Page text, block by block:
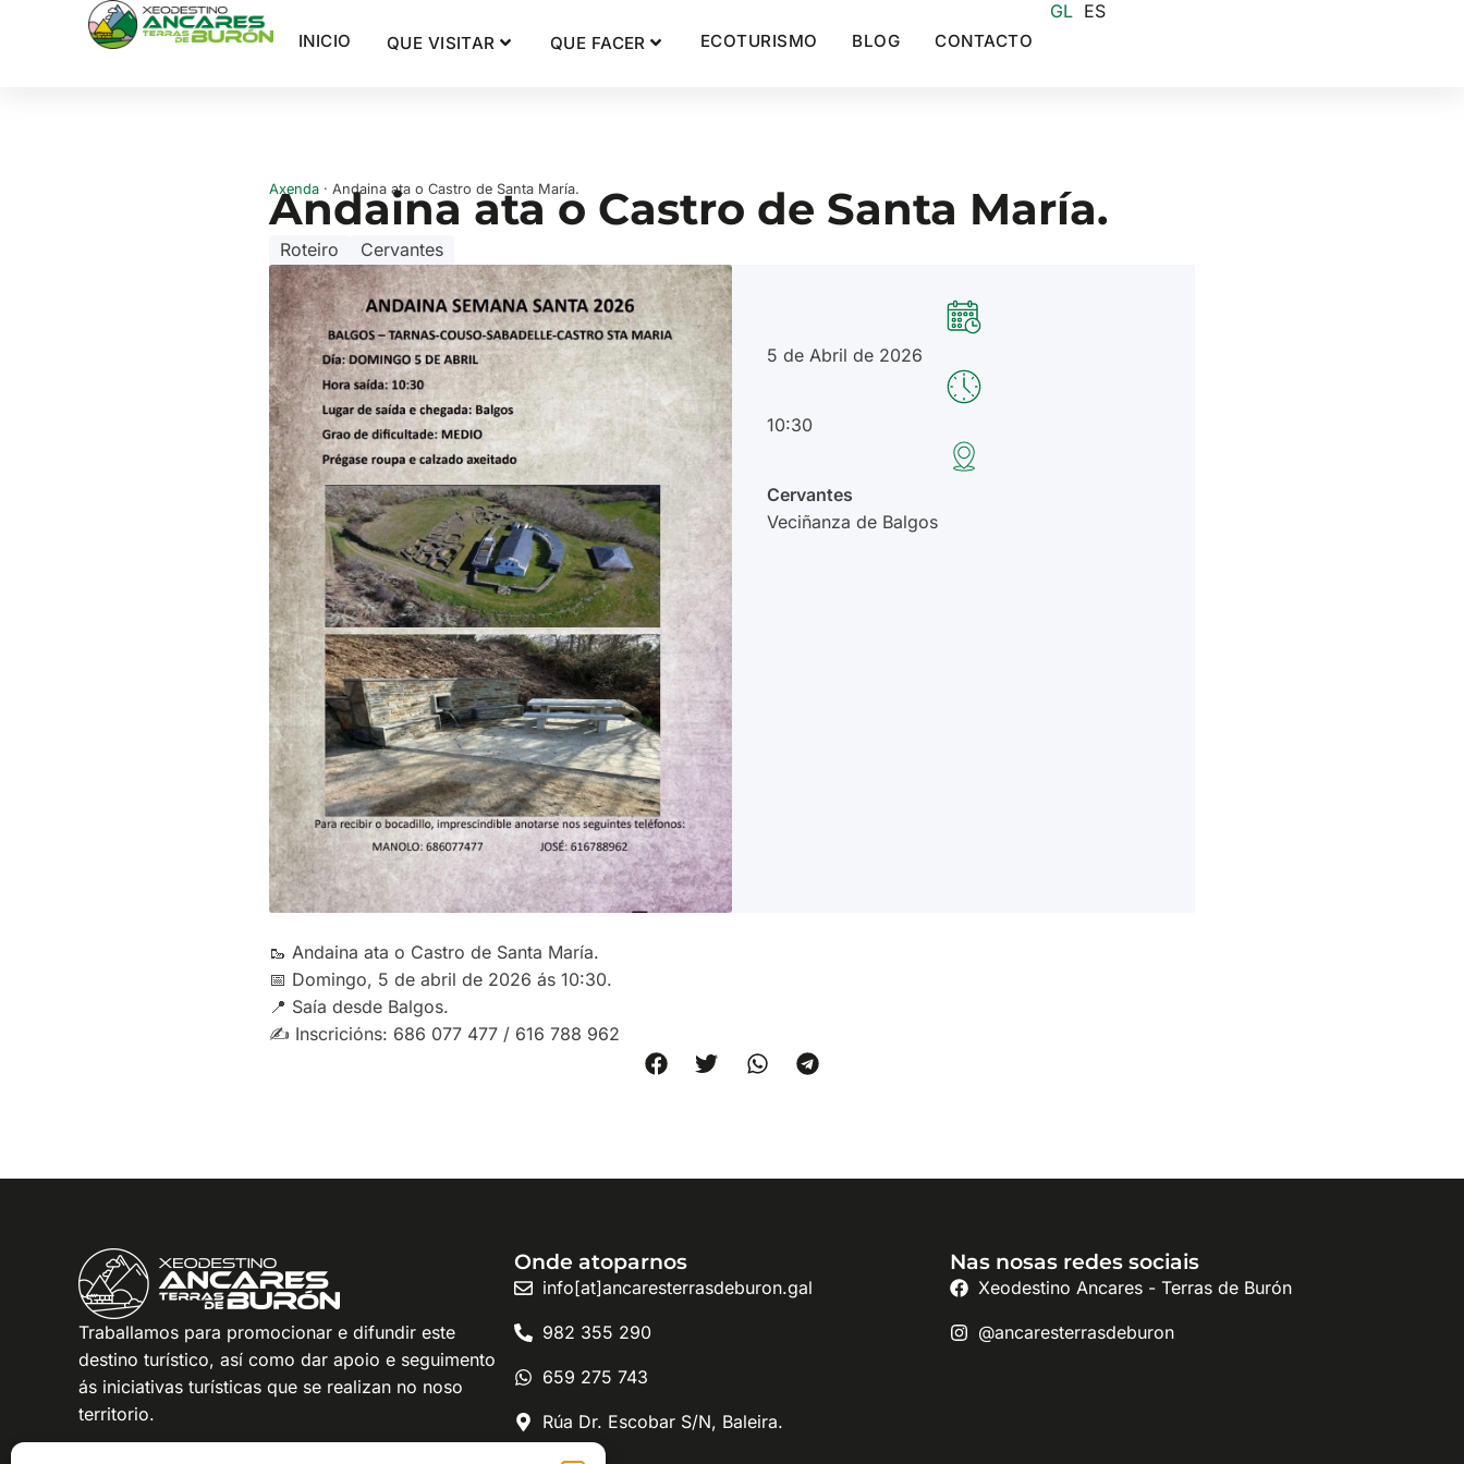
INICIO QUE VISITAR QUE FACER ECOTURISMO BLOG CONTACTO
GL ES
Axenda · Andaina ata o Castro de Santa María.
Andaina ata o Castro de Santa María.
Roteiro Cervantes
5 de Abril de 2026
10:30
Cervantes
Veciñanza de Balgos
🥾 Andaina ata o Castro de Santa María.
📅 Domingo, 5 de abril de 2026 ás 10:30.
📍 Saía desde Balgos.
✍️ Inscricións: 686 077 477 / 616 788 962
Traballamos para promocionar e difundir este
destino turístico, así como dar apoio e seguimento
ás iniciativas turísticas que se realizan no noso
territorio.
Onde atoparnos
info[at]ancaresterrasdeburon.gal
982 355 290
659 275 743
Rúa Dr. Escobar S/N, Baleira.
Nas nosas redes sociais
Xeodestino Ancares - Terras de Burón
@ancaresterrasdeburon